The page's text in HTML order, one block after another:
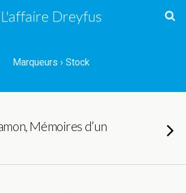
L'affaire Dreyfus
Marqueurs › Stock
Mémoires d’un